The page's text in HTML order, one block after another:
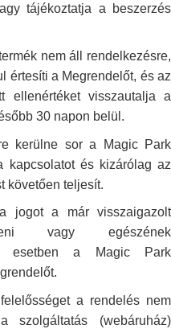
tájékoztatja a beszerzés
nem áll rendelkezésre,
értesíti a Megrendelőt, és az
ellenértéket visszautalja a
30 napon belül.
kerülne sor a Magic Park
kapcsolatot és kizárólag az
követően teljesít.
jogot a már visszaigazolt
vagy egészének
esetben a Magic Park
a rendelés nem
szolgáltatás (webáruház)